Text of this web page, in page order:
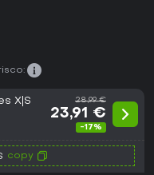
X|S
28,99 €
23,91 €
-17%
copy